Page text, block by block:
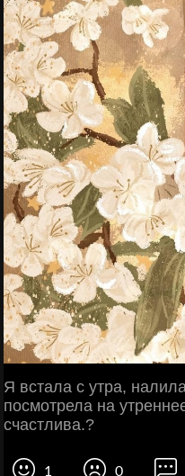
Я встала с утра,
посмотрела на
счастлива.?
1 0